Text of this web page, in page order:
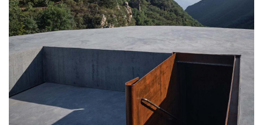
教
极
速
工
作